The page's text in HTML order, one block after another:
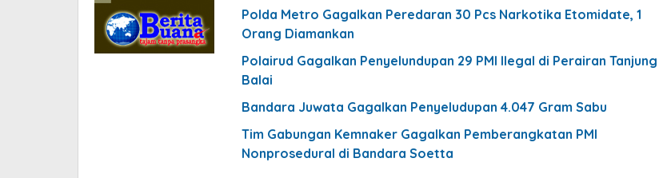
Polda Metro Gagalkan Peredaran 30 Pcs Narkotika Etomidate, 1
Orang Diamankan
Polairud Gagalkan Penyelundupan 29 PMI Ilegal di Perairan Tanjung
Balai
Bandara Juwata Gagalkan Penyeludupan 4.047 Gram Sabu
Tim Gabungan Kemnaker Gagalkan Pemberangkatan PMI
Nonprosedural di Bandara Soetta